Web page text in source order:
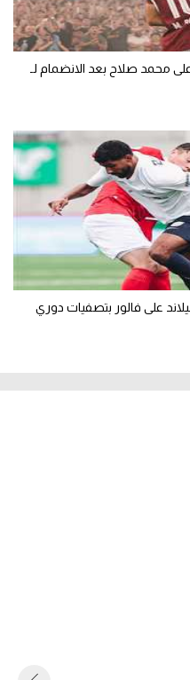
محمد صلاح بعد الانضمام لـ
على فالور بتصفيات دوري